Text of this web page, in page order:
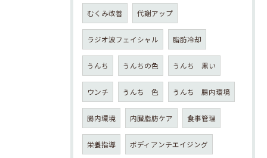
むくみ改善 代謝アップ
ラジオ波フェイシャル 脂肪冷却
うんち うんちの色 うんち 黒い
ウンチ うんち 色 うんち 腸内環境
腸内環境 内臓脂肪ケア 食事管理
栄養指導 ボディアンチエイジング